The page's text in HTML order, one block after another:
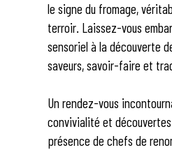
le signe du fromage,
terroir. Laissez-vous
sensoriel à la découverte
saveurs, savoir-faire et
Un rendez-vous
convivialité et
présence de chefs de